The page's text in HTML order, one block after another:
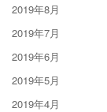
2019年8月
2019年7月
2019年6月
2019年5月
2019年4月